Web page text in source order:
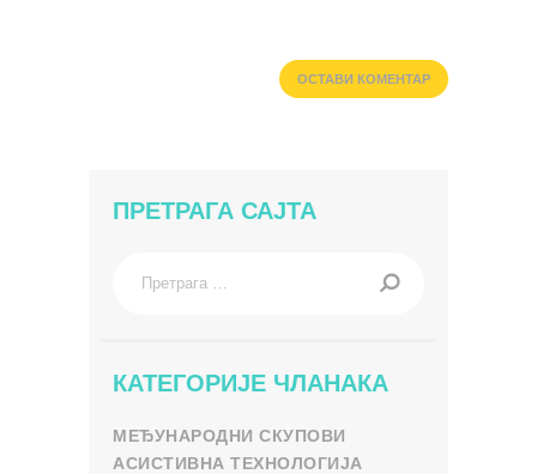
ПРЕТРАГА САЈТА
КАТЕГОРИЈЕ ЧЛАНАКА
МЕЂУНАРОДНИ СКУПОВИ
АСИСТИВНА ТЕХНОЛОГИЈА